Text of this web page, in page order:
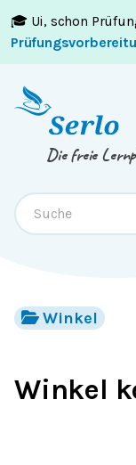
🎓 Ui, schon
Springe zumInhalt
Die freie
Winkel
Winkel